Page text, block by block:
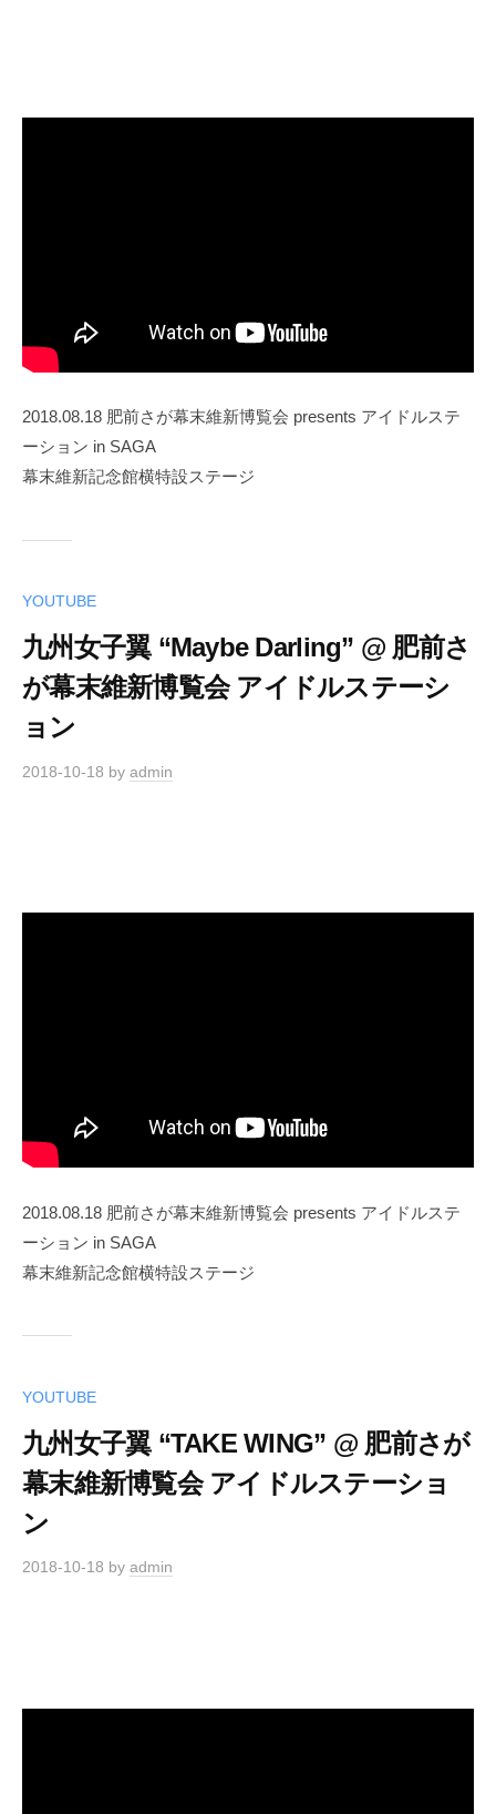
2018.08.18 肥前さが幕末維新博覧会 presents アイドルステ
ーション in SAGA
幕末維新記念館横特設ステージ
YOUTUBE
九州女子翼 “Maybe Darling” @ 肥前さ
が幕末維新博覧会 アイドルステーシ
ョン
2018-10-18 by admin
2018.08.18 肥前さが幕末維新博覧会 presents アイドルステ
ーション in SAGA
幕末維新記念館横特設ステージ
YOUTUBE
九州女子翼 “TAKE WING” @ 肥前さが
幕末維新博覧会 アイドルステーショ
ン
2018-10-18 by admin